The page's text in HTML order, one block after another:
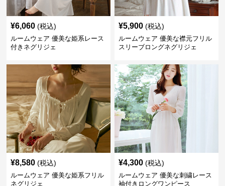
¥6,060 (税込)
ルームウェア 優美な姫系レース
付きネグリジェ
¥5,900 (税込)
ルームウェア 優美な襟元フリル
スリーブロングネグリジェ
¥8,580 (税込)
ルームウェア 優美な姫系フリル
ネグリジェ
¥4,300 (税込)
ルームウェア 優美な刺繍レース
袖付きロングワンピース